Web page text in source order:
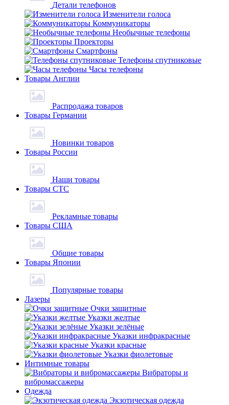
Детали телефонов
Изменители голоса
Коммуникаторы
Необычные телефоны
Проекторы
Смартфоны
Телефоны спутниковые
Часы телефоны
Товары Англии
Распродажа товаров
Товары Германии
Новинки товаров
Товары России
Наши товары
Товары СТС
Рекламные товары
Товары США
Общие товары
Товары Японии
Популярные товары
Лазеры
Очки защитные
Указки желтые
Указки зелёные
Указки инфракрасные
Указки красные
Указки фиолетовые
Интимные товары
Вибраторы и
вибромассажеры
Одежда
Экзотическая одежда